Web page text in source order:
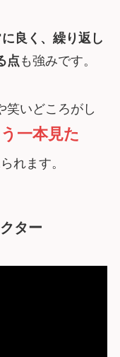
良く、繰り返し
点 も強みです。
笑いどころがし
う一本見た
れます。
ター